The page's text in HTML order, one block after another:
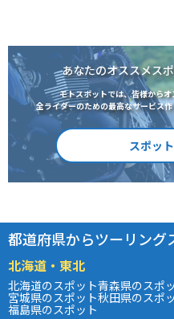
あなたのオススメス
モトスポットでは、皆様から
全ライダーのための最高なサービス
スポッ
都道府県からツーリング
北海道・東北
北海道のスポット青森県のスポ
宮城県のスポット秋田県のスポ
福島県のスポット